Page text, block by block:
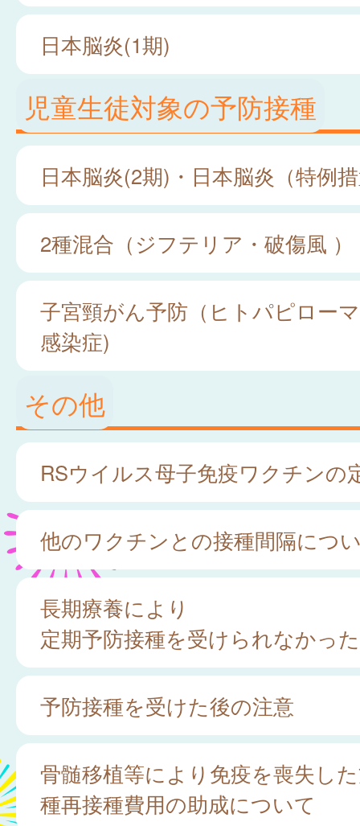
日本脳炎(1期)
児童生徒対象の予防接種
日本脳炎(2期)・日本脳炎（特例
2種混合（ジフテリア・破傷風 ）
子宮頸がん予防（ヒトパピロー
感染症)
その他
RSウイルス母子免疫ワクチンの
他のワクチンとの接種間隔につ
長期療養により
定期予防接種を受けられなかっ
予防接種を受けた後の注意
骨髄移植等により免疫を喪失し
種再接種費用の助成について